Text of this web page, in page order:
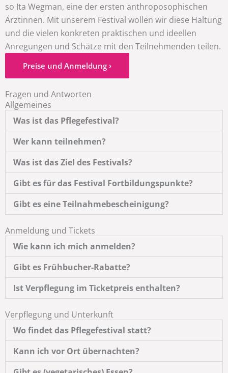
so Ita Wegman, eine der ersten anthroposophischen
Ärztinnen. Mit unserem Festival wollen wir diese Haltung
und die vielen konkreten praktischen und ideellen
Anregungen und Schätze mit den Teilnehmenden teilen.
Preise und Anmeldung ›
Fragen und Antworten
Allgemeines
Was ist das Pflegefestival?
Wer kann teilnehmen?
Was ist das Ziel des Festivals?
Gibt es für das Festival Fortbildungspunkte?
Gibt es eine Teilnahmebescheinigung?
Anmeldung und Tickets
Wie kann ich mich anmelden?
Gibt es Frühbucher-Rabatte?
Ist Verpflegung im Ticketpreis enthalten?
Verpflegung und Unterkunft
Wo findet das Pflegefestival statt?
Kann ich vor Ort übernachten?